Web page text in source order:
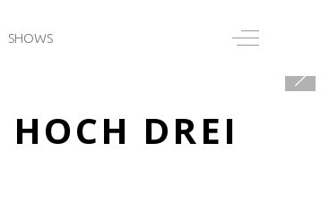
SHOWS Off-Canvas
DREI